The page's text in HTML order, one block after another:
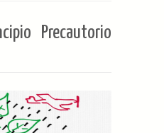
Precautorio